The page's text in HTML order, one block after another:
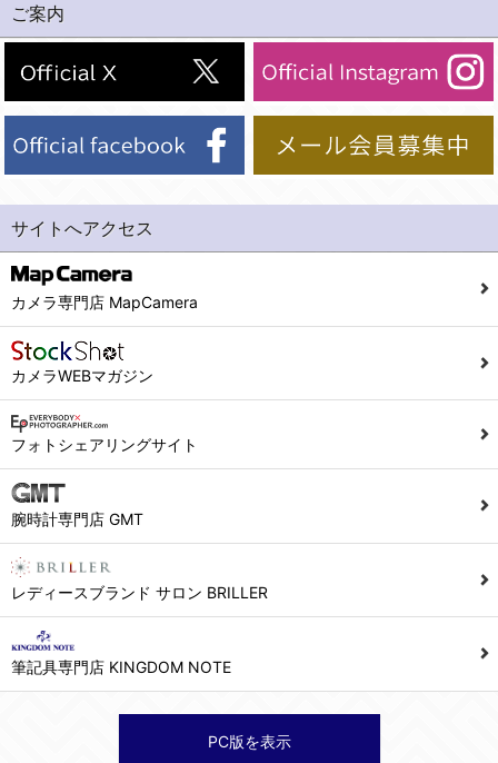
(2)法令等により開示を求められた場合。
(5)業務を円滑に進めるために、外部業者に個人データの一部又は全部の処理を委託する場合（ただし、委託する場合は委託した個人データの安全管理が図られるように、委託先に対する必要かつ適切な監督を行ないます）。
当社への個人情報の提供はお客様の任意ですが、必要な個人情報をご提供いただけない場合、当社のサービス等が利用できない場合がありますのでご了承下さい。
５．ご本人が容易に知覚できない方法による個人情報の取得
６．個人情報に関するお問合せ対応
(1)当社は、当社の保有する個人データに関し、ご本人から利用目的の通知，開示，内容の訂正，追加又は削除，利用の停止，消去及び第三者への提供の停止の請求などがあれば、ご本人の確認をさせていただいた上で、速やかに対応します。また当社の個人情報の取り扱いに関するご質問、ご相談にも対応いたします。尚、シュッピン会員のお客様は、当社が保有する個人データの削除を要求する権利があります。
(2)当社の個人情報に関するお問合せは、以下の窓口で承ります。お問合せの内容により必要な書類提出や質問へのご回答をお願いすることがあります。
シュッピン株式会社 個人情報相談窓口
Mail：privacy@syuppin.com (受付)
ご案内
サイトへアクセス
カメラ専門店 MapCamera
カメラWEBマガジン
フォトシェアリングサイト
腕時計専門店 GMT
レディースブランド サロン BRILLER
筆記具専門店 KINGDOM NOTE
PC版を表示